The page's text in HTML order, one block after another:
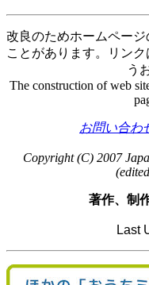
改良のためホームペー
ことがあります。リン
う
The construction of web
お問い合わ
Copyright (C) 2007
著作、制
Last